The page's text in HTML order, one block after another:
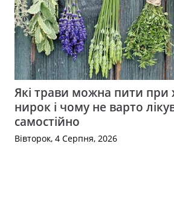
Які трави можна пити при
нирок і чому не варто
самостійно
Вівторок, 4 Серпня, 2026